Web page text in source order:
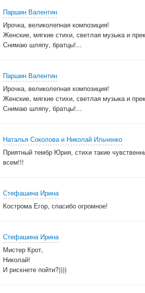
Паршин Валентин
Ирочка, великолепная композиция!
Женские, мягкие стихи, светлая музыка и
Снимаю шляпу, братцы!...
Паршин Валентин
Ирочка, великолепная композиция!
Женские, мягкие стихи, светлая музыка и
Снимаю шляпу, братцы!...
Наталья Соколова и Николай Ильченко
Приятный тембр Юрия, стихи такие
всем!!!
Стефашина Ирина
Кострома Егор, спасибо огромное!
Стефашина Ирина
Мистер Крот,
Николай!
И рискнете пойти?))))